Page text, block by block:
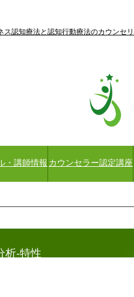
ス認知療法と認知行動療法のカウンセ
・講師情報 カウンセラー認定講座
析-特性